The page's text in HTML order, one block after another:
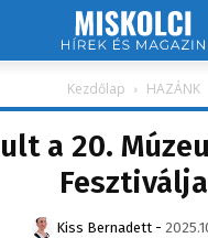
Kezdőlap HAZÁNK
a 20.
Fesztiválja
Kiss Bernadett -